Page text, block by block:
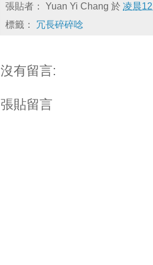
張貼者： Yuan Yi Chang 於 凌晨
標籤： 冗長碎碎唸
沒有留言:
張貼留言